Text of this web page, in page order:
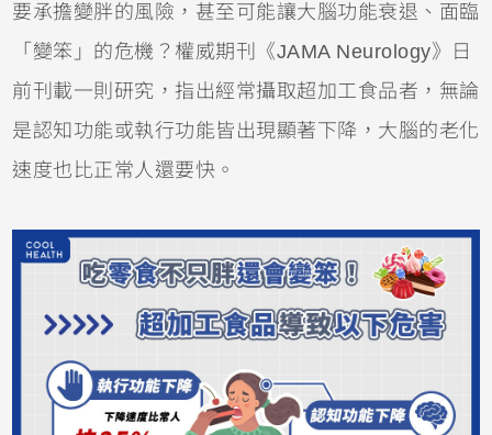
要承擔變胖的風險，甚至可能讓大腦功能衰退、面臨
「變笨」的危機？權威期刊《JAMA Neurology》日
前刊載一則研究，指出經常攝取超加工食品者，無論
是認知功能或執行功能皆出現顯著下降，大腦的老化
速度也比正常人還要快。